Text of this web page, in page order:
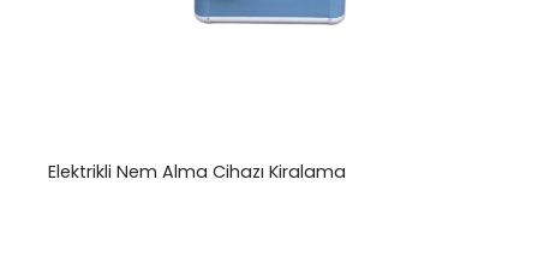
Elektrikli Nem Alma Cihazı Kiralama